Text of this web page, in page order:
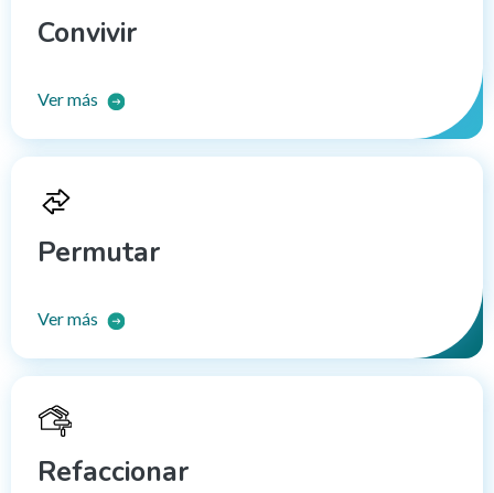
Convivir
Ver más
Permutar
Ver más
Refaccionar